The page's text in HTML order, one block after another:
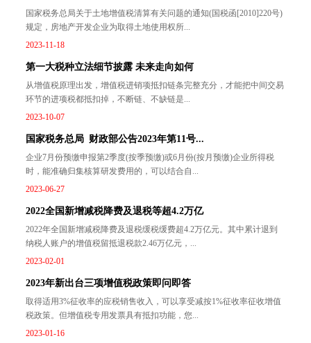
国家税务总局关于土地增值税清算有关问题的通知(国税函[2010]220号)
规定，房地产开发企业为取得土地使用权所...
2023-11-18
第一大税种立法细节披露 未来走向如何
从增值税原理出发，增值税进销项抵扣链条完整充分，才能把中间交易
环节的进项税都抵扣掉，不断链、不缺链是...
2023-10-07
国家税务总局 财政部公告2023年第11号...
企业7月份预缴申报第2季度(按季预缴)或6月份(按月预缴)企业所得税
时，能准确归集核算研发费用的，可以结合自...
2023-06-27
2022全国新增减税降费及退税等超4.2万亿
2022年全国新增减税降费及退税缓税缓费超4.2万亿元。其中累计退到
纳税人账户的增值税留抵退税款2.46万亿元，...
2023-02-01
2023年新出台三项增值税政策即问即答
取得适用3%征收率的应税销售收入，可以享受减按1%征收率征收增值
税政策。但增值税专用发票具有抵扣功能，您...
2023-01-16